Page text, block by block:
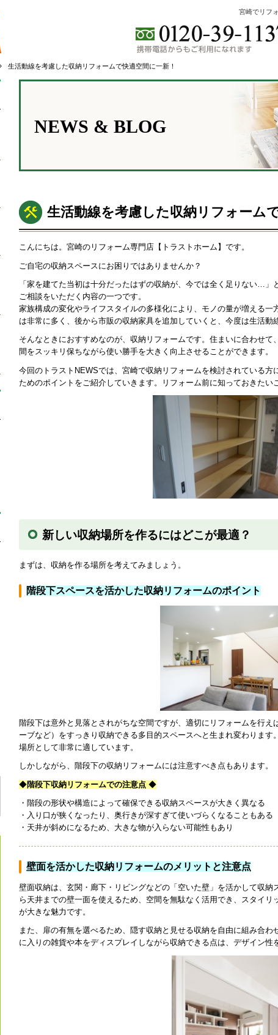
宮崎でリフ
生活動線を考慮した収納リフォームで快適空間に一新！
NEWS & BLOG
生活動線を考慮した収納リフォーム
こんにちは。宮崎のリフォーム専門店【トラストホーム】です。
ご自宅の収納スペースにお困りではありませんか？
「家を建てた当初は十分だったはずの収納が、今では全く足りない…
ご相談をいただく内容の一つです。
家族構成の変化やライフスタイルの多様化により、モノの量が増える
は非常に多く、後から市販の収納家具を追加していくと、今度は生活
そんなときにおすすめなのが、収納リフォームです。住まいに合わせ
間をスッキリ保ちながら使い勝手を大きく向上させることができます。
今回のトラストNEWSでは、宮崎で収納リフォームを検討されている
ためのポイントをご紹介していきます。リフォーム前に知っておきた
新しい収納場所を作るにはどこが最適？
まずは、収納を作る場所を考えてみましょう。
階段下スペースを活かした収納リフォームのポイント
階段下は意外と見落とされがちな空間ですが、適切にリフォームを行
ーブなど）をすっきり収納できる多目的スペースへと生まれ変わりま
場所として非常に適しています。
しかしながら、階段下の収納リフォームには注意すべき点もあります。
◆階段下収納リフォームでの注意点 ◆
・階段の形状や構造によって確保できる収納スペースが大きく異なる
・入り口が狭くなったり、奥行きが深すぎて使いづらくなることもある
・天井が斜めになるため、大きな物が入らない可能性もあり
壁面を活かした収納リフォームのメリットと注意点
壁面収納は、玄関・廊下・リビングなどの「空いた壁」を活かして収
ら天井までの壁一面を使えるため、空間を無駄なく活用でき、スタイ
が大きな魅力です。
また、扉の有無を選べるため、隠す収納と見せる収納を自由に組み合
に入りの雑貨や本をディスプレイしながら収納できる点は、デザイン性